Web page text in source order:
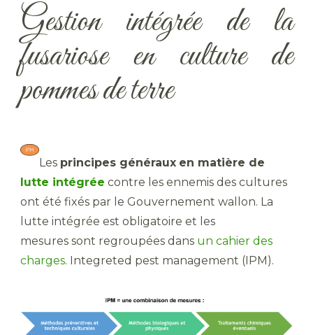
Gestion intégrée de la
fusariose en culture de
pommes de terre
Les principes généraux en matière de
lutte intégrée contre les ennemis des cultures
ont été fixés par le Gouvernement wallon. La
lutte intégrée est obligatoire et les
mesures sont regroupées dans un cahier des
charges. Integreted pest management (IPM).